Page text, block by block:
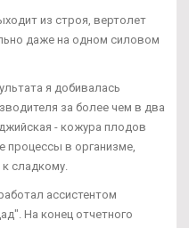
из строя, вертолет
даже на одном силовом
я добивалась
за более чем в два
- кожура плодов
процессы в организме,
к сладкому.
ассистентом
На конец отчетного